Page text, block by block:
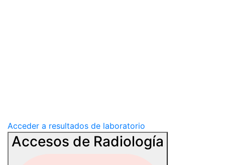
Acceder a resultados de laboratorio
Accesos de Radiología